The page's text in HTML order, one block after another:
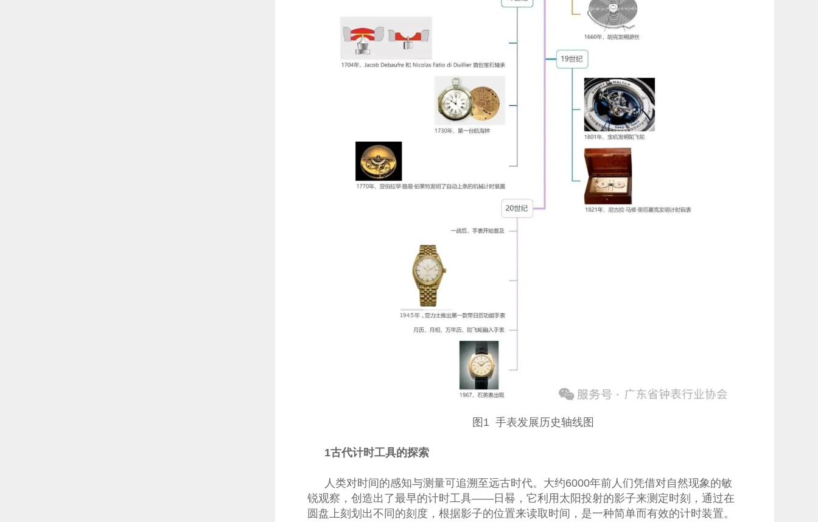
图1 手表发展历史轴线图
1古代计时工具的探索
人类对时间的感知与测量可追溯至远古时代。大约6000年前人们凭借对自然现象的敏
锐观察，创造出了最早的计时工具——日晷，它利用太阳投射的影子来测定时刻，通过在
圆盘上刻划出不同的刻度，根据影子的位置来读取时间，是一种简单而有效的计时装置。